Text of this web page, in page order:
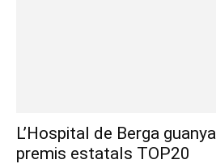
L’Hospital de Berga
premis estatals TOP20